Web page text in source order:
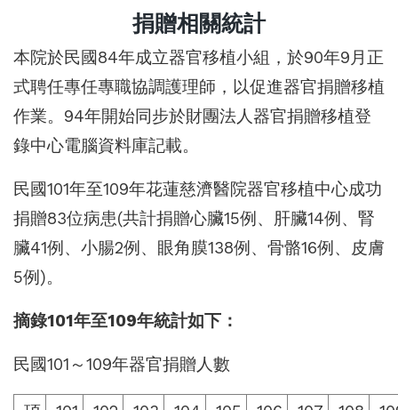
捐贈相關統計
本院於民國84年成立器官移植小組，於90年9月正
式聘任專任專職協調護理師，以促進器官捐贈移植
作業。94年開始同步於財團法人器官捐贈移植登
錄中心電腦資料庫記載。
民國101年至109年花蓮慈濟醫院器官移植中心成功
捐贈83位病患(共計捐贈心臟15例、肝臟14例、腎
臟41例、小腸2例、眼角膜138例、骨骼16例、皮膚
5例)。
摘錄101年至109年統計如下：
民國101～109年器官捐贈人數